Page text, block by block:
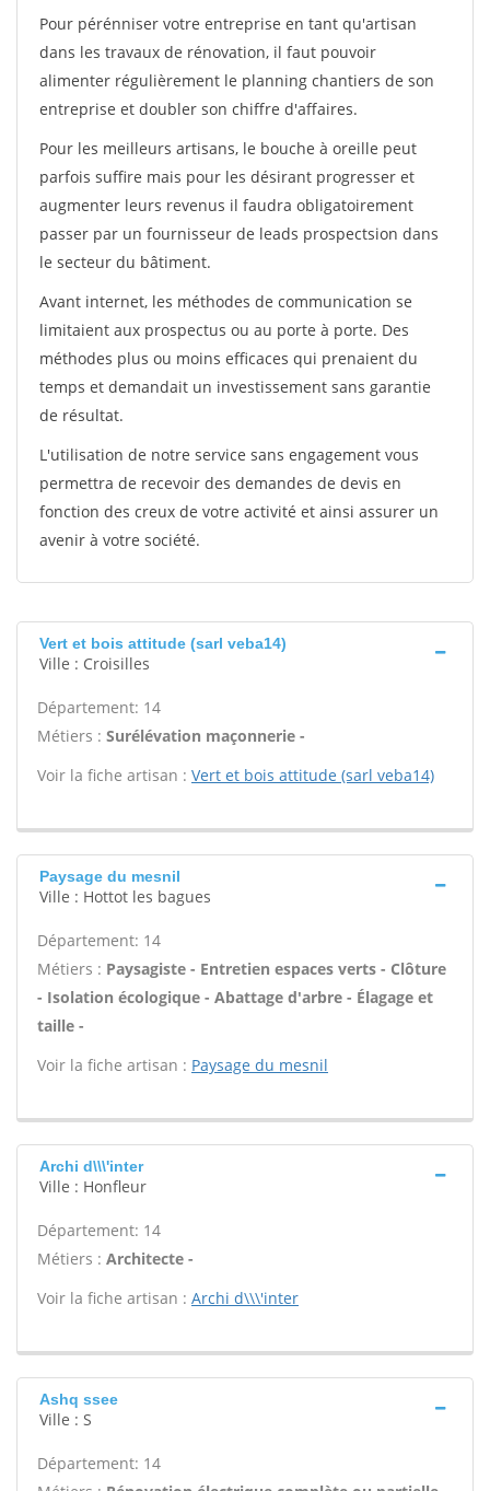
Pour pérénniser votre entreprise en tant qu'artisan
dans les travaux de rénovation, il faut pouvoir
alimenter régulièrement le planning chantiers de son
entreprise et doubler son chiffre d'affaires.
Pour les meilleurs artisans, le bouche à oreille peut
parfois suffire mais pour les désirant progresser et
augmenter leurs revenus il faudra obligatoirement
passer par un fournisseur de leads prospectsion dans
le secteur du bâtiment.
Avant internet, les méthodes de communication se
limitaient aux prospectus ou au porte à porte. Des
méthodes plus ou moins efficaces qui prenaient du
temps et demandait un investissement sans garantie
de résultat.
L'utilisation de notre service sans engagement vous
permettra de recevoir des demandes de devis en
fonction des creux de votre activité et ainsi assurer un
avenir à votre société.
Vert et bois attitude (sarl veba14)
Ville : Croisilles
Département: 14
Métiers : Surélévation maçonnerie -
Voir la fiche artisan : Vert et bois attitude (sarl veba14)
Paysage du mesnil
Ville : Hottot les bagues
Département: 14
Métiers : Paysagiste - Entretien espaces verts - Clôture
- Isolation écologique - Abattage d'arbre - Élagage et
taille -
Voir la fiche artisan : Paysage du mesnil
Archi d\\\'inter
Ville : Honfleur
Département: 14
Métiers : Architecte -
Voir la fiche artisan : Archi d\\\'inter
Ashq ssee
Ville : S
Département: 14